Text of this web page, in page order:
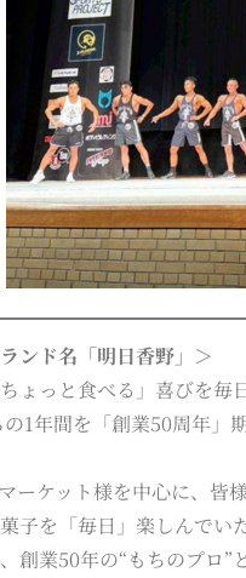
ンド名「明日香野」＞
ょっと食べる」喜びを毎
1年間を「創業50周年」
ーケット様を中心に、皆
子を「毎日」楽しんでい
創業50年の“もちのプロ